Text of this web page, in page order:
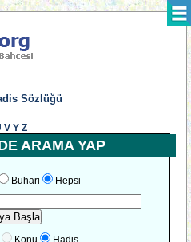
Sözlüğü
V Y Z
ARAMA YAP
Buhari Hepsi
Konu Hadis